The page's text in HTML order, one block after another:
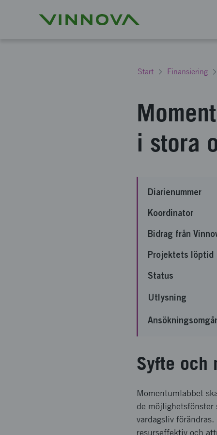
Start Finansiering
i stora
Diarienummer
Koordinator
Bidrag från
Projektets löptid
Status
Utlysning
Syfte och
Momentumlabbet
de möjlighetsfönster
vardagsliv
resurseffektiv och